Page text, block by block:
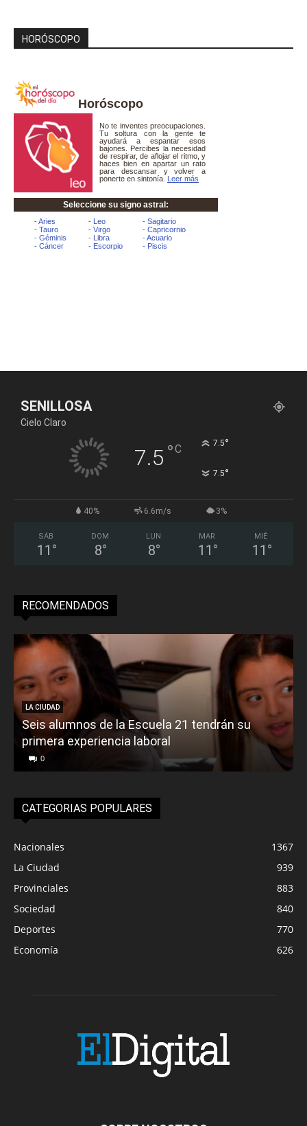
HORÓSCOPO
Horóscopo
SENILLOSA
Cielo Claro
7.5 °C 7.5°
7.5°
40% 6.6m/s 3%
SÁB
11 °
DOM
8°
LUN
8°
MAR
11 °
MIÉ
11 °
RECOMENDADOS
LA CIUDAD
Seis alumnos de la Escuela 21 tendrán su
primera experiencia laboral
0
CATEGORIAS POPULARES
Nacionales
1367
La Ciudad
939
Provinciales
883
Sociedad
840
Deportes
770
Economía
626